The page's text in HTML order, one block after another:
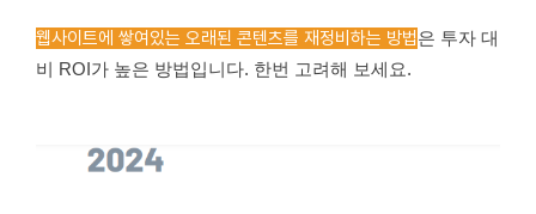
웹사이트에 쌓여있는 오래된 콘텐츠를 재정비하는 방법은 투자 대
비 ROI가 높은 방법입니다. 한번 고려해 보세요.